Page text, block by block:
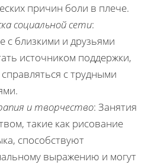
причин боли в плече.
социальной сети:
с близкими и друзьями
источником поддержки,
с трудными
и творчество: Занятия
такие как рисование
способствуют
выражению и могут